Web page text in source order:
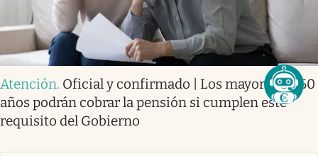
Atención. Oficial y confirmado | Los mayores de 60
años podrán cobrar la pensión si cumplen este
requisito del Gobierno